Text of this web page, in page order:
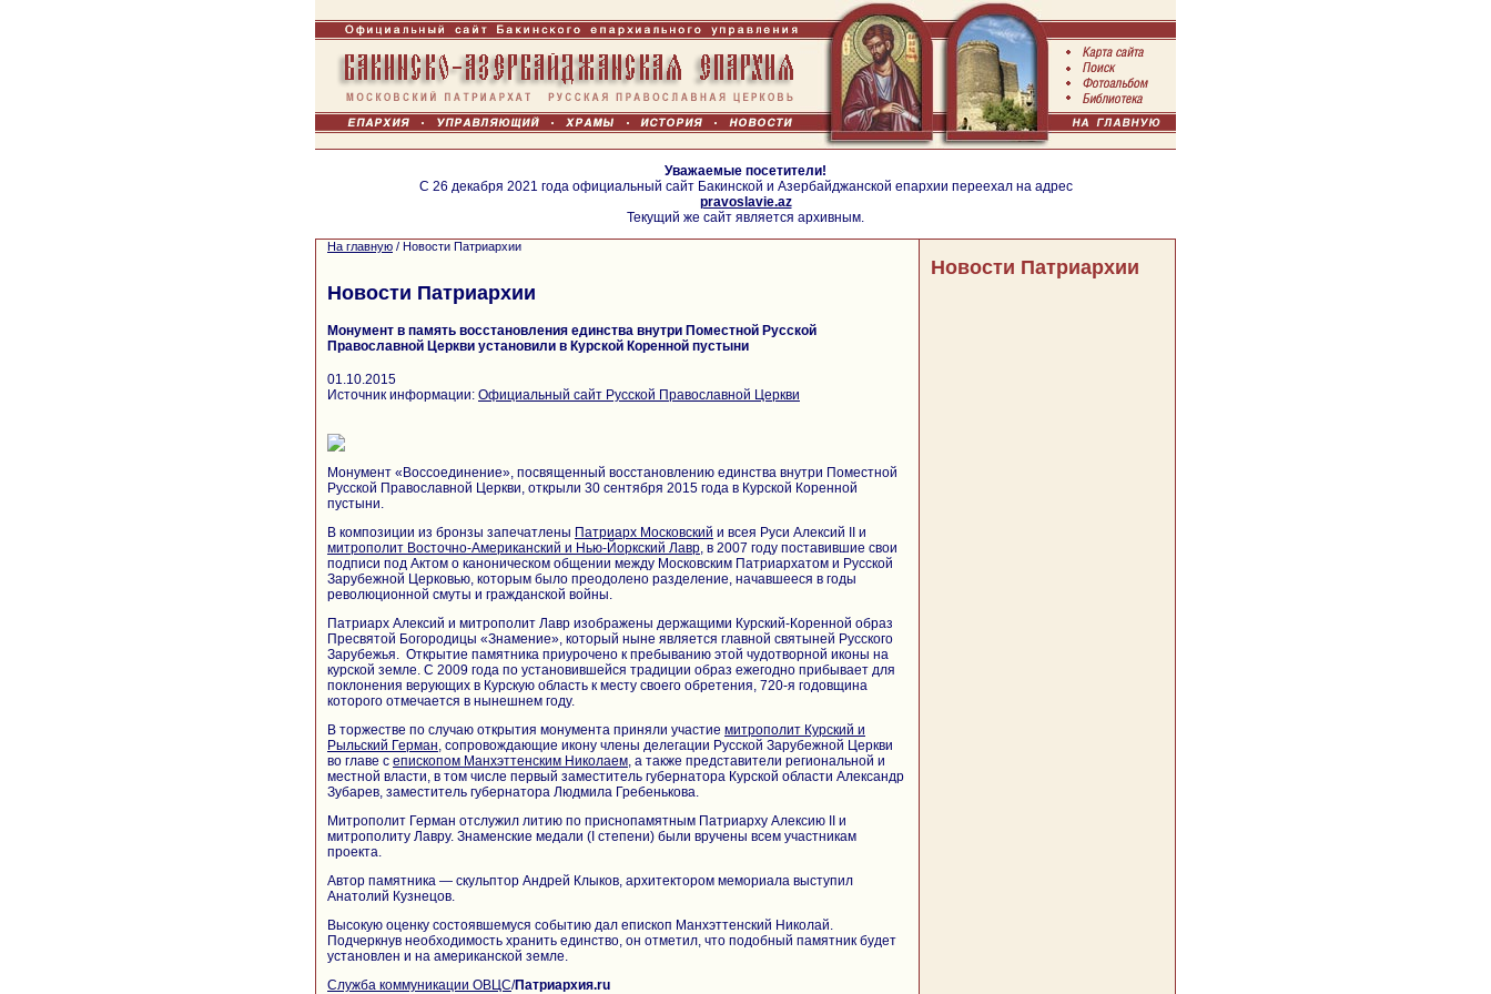
Уважаемые посетители!
С 26 декабря 2021 года официальный сайт Бакинской и Азербайджанской епархии переехал на адрес
pravoslavie.az
Текущий же сайт является архивным.
На главную / Новости Патриархии
Новости Патриархии
Монумент в память восстановления единства внутри Поместной Русской
Православной Церкви установили в Курской Коренной пустыни
01.10.2015
Источник информации: Официальный сайт Русской Православной Церкви
Монумент «Воссоединение», посвященный восстановлению единства внутри Поместной
Русской Православной Церкви, открыли 30 сентября 2015 года в Курской Коренной
пустыни.
В композиции из бронзы запечатлены Патриарх Московский и всея Руси Алексий II и
митрополит Восточно-Американский и Нью-Йоркский Лавр, в 2007 году поставившие свои
подписи под Актом о каноническом общении между Московским Патриархатом и Русской
Зарубежной Церковью, которым было преодолено разделение, начавшееся в годы
революционной смуты и гражданской войны.
Патриарх Алексий и митрополит Лавр изображены держащими Курский-Коренной образ
Пресвятой Богородицы «Знамение», который ныне является главной святыней Русского
Зарубежья. Открытие памятника приурочено к пребыванию этой чудотворной иконы на
курской земле. С 2009 года по установившейся традиции образ ежегодно прибывает для
поклонения верующих в Курскую область к месту своего обретения, 720-я годовщина
которого отмечается в нынешнем году.
В торжестве по случаю открытия монумента приняли участие митрополит Курский и
Рыльский Герман, сопровождающие икону члены делегации Русской Зарубежной Церкви
во главе с епископом Манхэттенским Николаем, а также представители региональной и
местной власти, в том числе первый заместитель губернатора Курской области Александр
Зубарев, заместитель губернатора Людмила Гребенькова.
Митрополит Герман отслужил литию по приснопамятным Патриарху Алексию II и
митрополиту Лавру. Знаменские медали (I степени) были вручены всем участникам
проекта.
Автор памятника — скульптор Андрей Клыков, архитектором мемориала выступил
Анатолий Кузнецов.
Высокую оценку состоявшемуся событию дал епископ Манхэттенский Николай.
Подчеркнув необходимость хранить единство, он отметил, что подобный памятник будет
установлен и на американской земле.
Служба коммуникации ОВЦС/Патриархия.ru
Новости Патриархии